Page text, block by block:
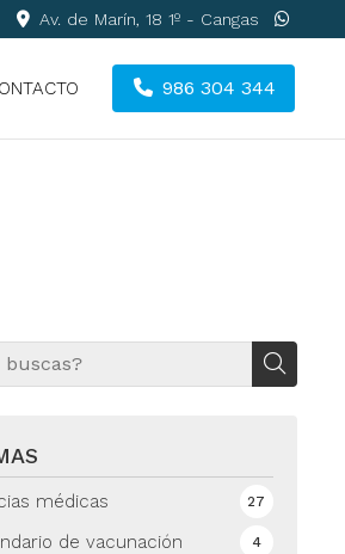
Av. de Marín, 18 1º - Cangas
986 304 344
médicas 27
de vacunación 4